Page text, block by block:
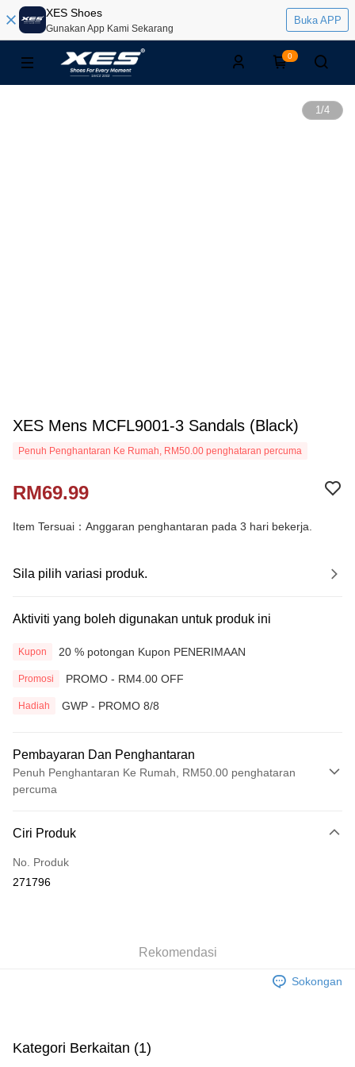
XES Shoes
Gunakan App Kami Sekarang
Buka APP
0
1/4
XES Mens MCFL9001-3 Sandals (Black)
Penuh Penghantaran Ke Rumah, RM50.00 penghataran percuma
RM69.99
Item Tersuai：Anggaran penghantaran pada 3 hari bekerja.
Sila pilih variasi produk.
Aktiviti yang boleh digunakan untuk produk ini
Kupon 20 % potongan Kupon PENERIMAAN
Promosi PROMO - RM4.00 OFF
Hadiah GWP - PROMO 8/8
Pembayaran Dan Penghantaran
Penuh Penghantaran Ke Rumah, RM50.00 penghataran
percuma
Kad Kredit
Perbankan atas talian
Deskripsi
Rumah penghantaran
Ciri Produk
No. Produk
271796
Rekomendasi
Sokongan
Kategori Berkaitan (1)